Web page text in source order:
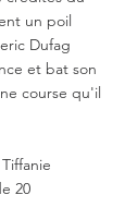
un poil
Dufag
et bat son
course qu'il
20